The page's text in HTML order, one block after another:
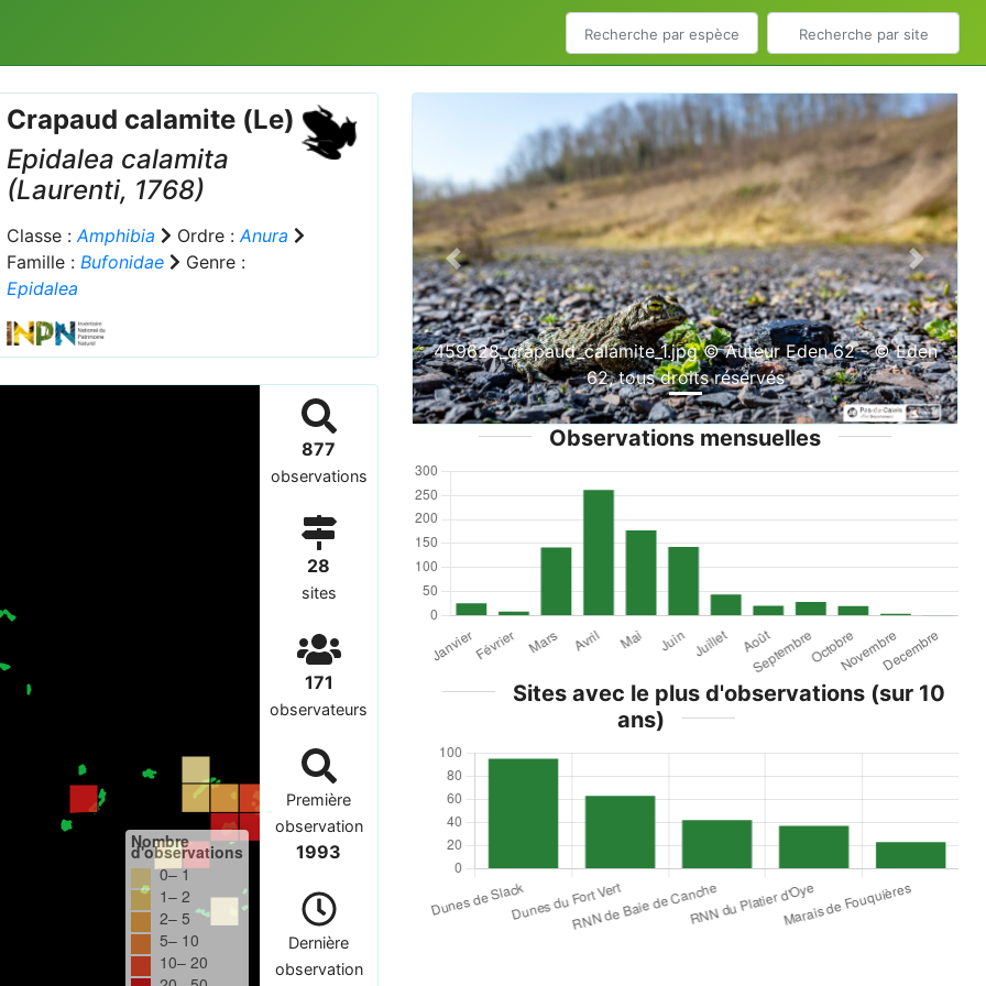
Crapaud calamite (Le)
Epidalea calamita
(Laurenti, 1768)
Classe :Amphibia Ordre :Anura
Famille : Bufonidae
Genre :
Epidalea
Nombre
d'observations
0– 1
1– 2
2– 5
5– 10
10– 20
877
observations
28
sites
171
observateurs
Première
observation
1993
Dernière
observation
459628_crapaud_calamite_1.jpg © Auteur Eden 62 - © Eden
62, tous droits réservés
Previous Next
Observations mensuelles
Sites avec le plus d'observations (sur 10
ans)